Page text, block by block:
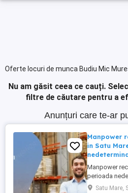
Oferte locuri de munca Budiu Mic
Nu am găsit ceea ce cauți.
filtre de căutare pentru a
Anunțuri care te-ar
Manpower
in Satu
Manpower
perioada
cei mai
Satu Mare,